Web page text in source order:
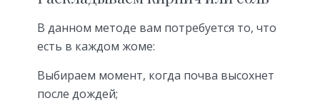
В данном методе вам потребуется то, что
есть в каждом жоме:
Выбираем момент, когда почва высохнет
после дождей;